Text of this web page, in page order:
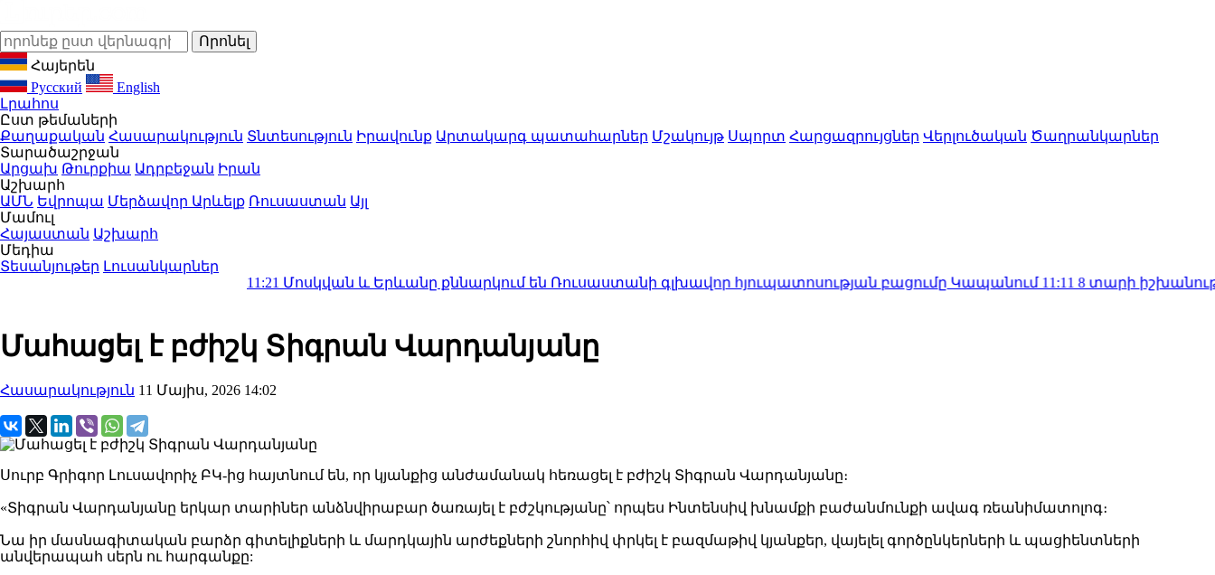
Հայերեն
Русский
English
Լրահոս
Ըստ թեմաների
Քաղաքական Հասարակություն Տնտեսություն Իրավունք Արտակարգ պատահարներ Մշակույթ Սպորտ Հարցազրույցներ Վերլուծական Ծաղրանկարներ
Տարածաշրջան
Արցախ Թուրքիա Ադրբեջան Իրան
Աշխարհ
ԱՄՆ Եվրոպա Մերձավոր Արևելք Ռուսաստան Այլ
Մամուլ
Հայաստան Աշխարհ
Մեդիա
Տեսանյութեր Լուսանկարներ
Մոսկվան և Երևանը քննարկում են Ռուսաստանի գլխավոր հյուպատոսության բացումը Կապանում11:118 տարի իշխանության եք,
Մահացել է բժիշկ Տիգրան Վարդանյանը
Հասարակություն 11 Մայիս, 2026 14:02
Սուրբ Գրիգոր Լուսավորիչ ԲԿ-ից հայտնում են, որ կյանքից անժամանակ հեռացել է բժիշկ Տիգրան Վարդանյանը։
«Տիգրան Վարդանյանը երկար տարիներ անձնվիրաբար ծառայել է բժշկությանը՝ որպես Ինտենսիվ խնամքի բաժանմունքի ավագ ռեանիմատոլոգ։
Նա իր մասնագիտական բարձր գիտելիքների և մարդկային արժեքների շնորհիվ փրկել է բազմաթիվ կյանքեր, վայելել գործընկերների և պացիենտների
անվերապահ սերն ու հարգանքը: